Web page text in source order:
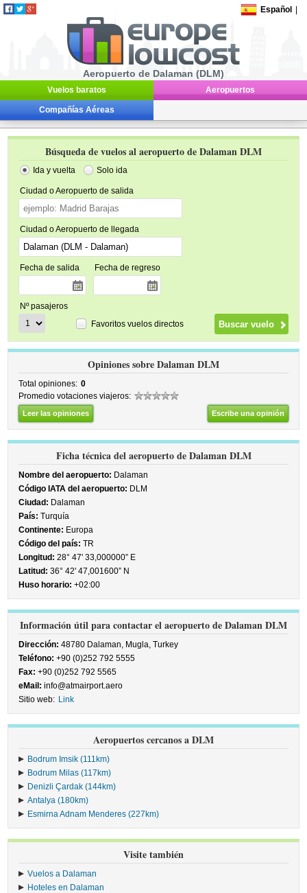
Español
Aeropuerto de Dalaman (DLM)
Vuelos baratos Aeropuertos
Compañías Aéreas
Búsqueda de vuelos al aeropuerto de Dalaman DLM
Ida y vuelta Solo ida
Ciudad o Aeropuerto de salida
Ciudad o Aeropuerto de llegada
Fecha de salida Fecha de regreso
Nº pasajeros
Favoritos vuelos directos
Opiniones sobre Dalaman DLM
Total opiniones: 0
Promedio votaciones viajeros:
Leer las opiniones Escribe una opinión
Ficha técnica del aeropuerto de Dalaman DLM
Nombre del aeropuerto: Dalaman
Código IATA del aeropuerto: DLM
Ciudad: Dalaman
País: Turquía
Continente: Europa
Código del país: TR
Longitud: 28° 47' 33,000000” E
Latitud: 36° 42' 47,001600” N
Huso horario: +02:00
Información útil para contactar el aeropuerto de Dalaman DLM
Dirección: 48780 Dalaman, Mugla, Turkey
Teléfono: +90 (0)252 792 5555
Fax: +90 (0)252 792 5565
eMail: info@atmairport.aero
Sitio web: Link
Aeropuertos cercanos a DLM
Bodrum Imsik (111km)
Bodrum Milas (117km)
Denizli Çardak (144km)
Antalya (180km)
Esmirna Adnam Menderes (227km)
Visite también
Vuelos a Dalaman
Hoteles en Dalaman